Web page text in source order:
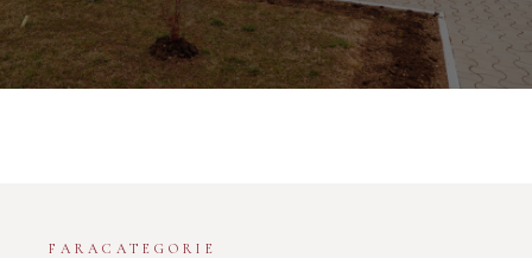
FARACATEGORIE